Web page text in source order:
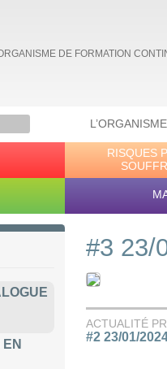
DE FORMATION
L’ORGANISME
RISQUES
#3 23/
ACTUALITÉ
#2 23/01/